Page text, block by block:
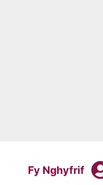
Mewngofnodi I
Fy Nghyfrif